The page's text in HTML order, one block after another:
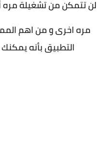
لن تتمكن من تشغيلة مره
مره اخرى و من اهم
التطبيق بأنه